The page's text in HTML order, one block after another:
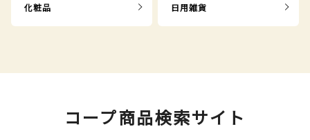
化粧品 日用雑貨
コープ商品検索サイト